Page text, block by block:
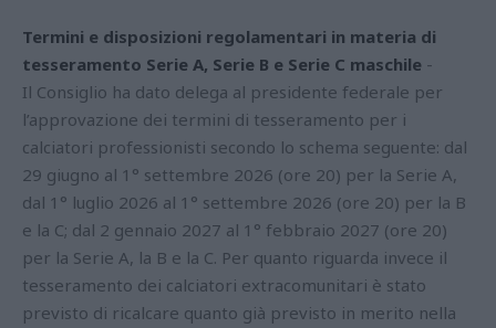
Termini e disposizioni regolamentari in materia di
tesseramento Serie A, Serie B e Serie C maschile -
Il Consiglio ha dato delega al presidente federale per
l’approvazione dei termini di tesseramento per i
calciatori professionisti secondo lo schema seguente: dal
29 giugno al 1° settembre 2026 (ore 20) per la Serie A,
dal 1° luglio 2026 al 1° settembre 2026 (ore 20) per la B
e la C; dal 2 gennaio 2027 al 1° febbraio 2027 (ore 20)
per la Serie A, la B e la C. Per quanto riguarda invece il
tesseramento dei calciatori extracomunitari è stato
previsto di ricalcare quanto già previsto in merito nella